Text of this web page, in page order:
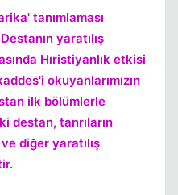
tanımlaması
yaratılış
Hıristiyanlık etkisi
okuyanlarımızın
ilk bölümlerle
destan, tanrıların
diğer yaratılış